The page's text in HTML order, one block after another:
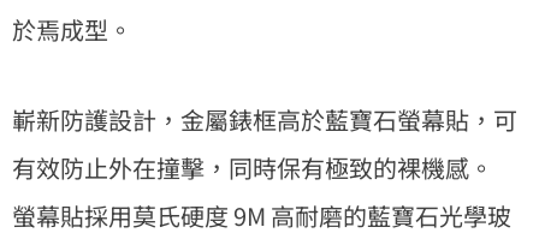
於焉成型。
嶄新防護設計，金屬錶框高於藍寶石螢幕貼，可
有效防止外在撞擊，同時保有極致的裸機感。
螢幕貼採用莫氏硬度 9M 高耐磨的藍寶石光學玻